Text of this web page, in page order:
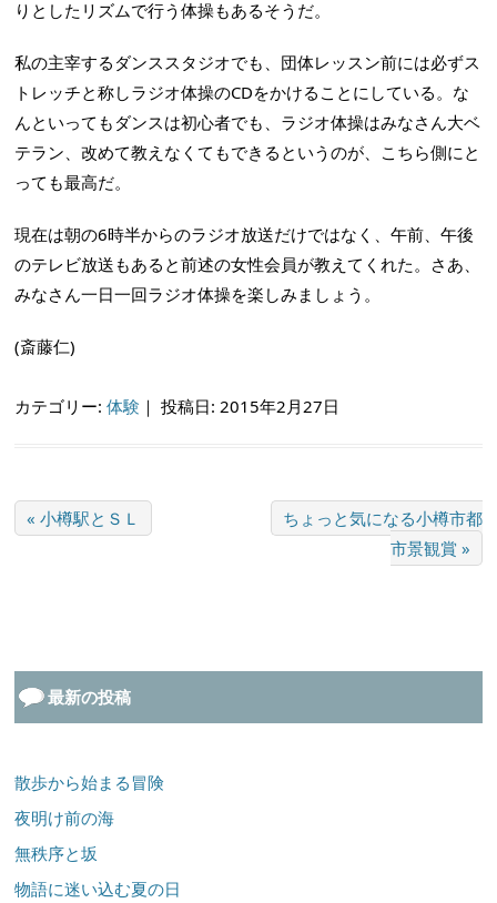
りとしたリズムで行う体操もあるそうだ。
私の主宰するダンススタジオでも、団体レッスン前には必ずス
トレッチと称しラジオ体操のCDをかけることにしている。な
んといってもダンスは初心者でも、ラジオ体操はみなさん大ベ
テラン、改めて教えなくてもできるというのが、こちら側にと
っても最高だ。
現在は朝の6時半からのラジオ放送だけではなく、午前、午後
のテレビ放送もあると前述の女性会員が教えてくれた。さあ、
みなさん一日一回ラジオ体操を楽しみましょう。
(斎藤仁)
カテゴリー:体験 ｜投稿日: 2015年2月27日
« 小樽駅とＳＬ
ちょっと気になる小樽市都
市景観賞 »
最新の投稿
散歩から始まる冒険
夜明け前の海
無秩序と坂
物語に迷い込む夏の日